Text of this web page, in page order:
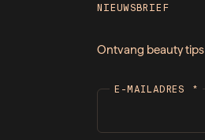
NIEUWSBRIEF
Ontvang beauty
E-MAILADRES *